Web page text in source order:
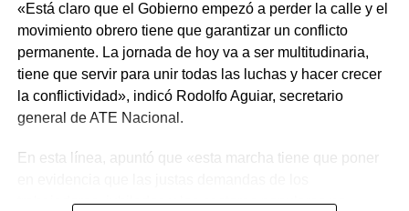
«Está claro que el Gobierno empezó a perder la calle y el
movimiento obrero tiene que garantizar un conflicto
permanente. La jornada de hoy va a ser multitudinaria,
tiene que servir para unir todas las luchas y hacer crecer
la conflictividad», indicó Rodolfo Aguiar, secretario
general de ATE Nacional.
En esta línea, apuntó que «esta marcha tiene que poner
trabajadores, jubilados y los sectores populares no